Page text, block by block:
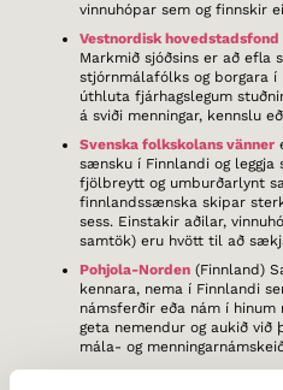
vinnuhópar sem og finnskir
Vestnordisk hovedstadsfond
Markmið sjóðsins er að efla
stjórnmálafólks og borgara í
úthluta fjárhagslegum
á sviði menningar, kennslu
Svenska folkskolans vänner
sænsku í Finnlandi og
fjölbreytt og umburðarlynt
finnlandssænska skipar
sess. Einstakir aðilar,
samtök) eru hvött til að
Pohjola-Norden(Finnland)
kennara, nema í Finnlandi
námsferðir eða nám í
geta nemendur og aukið við
mála- og